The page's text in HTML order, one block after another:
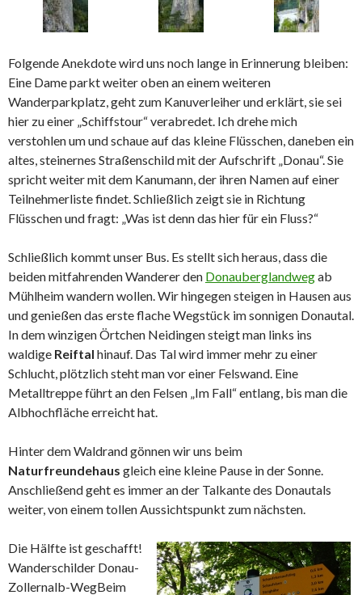
Folgende Anekdote wird uns noch lange in Erinnerung bleiben:
Eine Dame parkt weiter oben an einem weiteren
Wanderparkplatz, geht zum Kanuverleiher und erklärt, sie sei
hier zu einer „Schiffstour“ verabredet. Ich drehe mich
verstohlen um und schaue auf das kleine Flüsschen, daneben ein
altes, steinernes Straßenschild mit der Aufschrift „Donau“. Sie
spricht weiter mit dem Kanumann, der ihren Namen auf einer
Teilnehmerliste findet. Schließlich zeigt sie in Richtung
Flüsschen und fragt: „Was ist denn das hier für ein Fluss?“
Schließlich kommt unser Bus. Es stellt sich heraus, dass die
beiden mitfahrenden Wanderer den Donauberglandwegab
Mühlheim wandern wollen. Wir hingegen steigen in Hausen aus
und genießen das erste flache Wegstück im sonnigen Donautal.
In dem winzigen Örtchen Neidingen steigt man links ins
waldige Reiftal hinauf. Das Tal wird immer mehr zu einer
Schlucht, plötzlich steht man vor einer Felswand. Eine
Metalltreppe führt an den Felsen „Im Fall“ entlang, bis man die
Albhochfläche erreicht hat.
Hinter dem Waldrand gönnen wir uns beim
Naturfreundehaus gleich eine kleine Pause in der Sonne.
Anschließend geht es immer an der Talkante des Donautals
weiter, von einem tollen Aussichtspunkt zum nächsten.
Die Hälfte ist geschafft!
Wanderschilder Donau-
Zollernalb-WegBeim